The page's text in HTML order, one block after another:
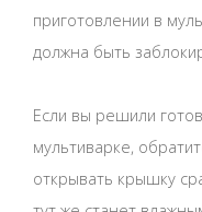
приготовлении в
должна быть
Если вы решили
мультиварке,
открывать крышку